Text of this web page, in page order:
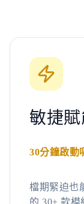
敏捷賦
30分鐘啟動
檔期緊迫也
的 30+ 款